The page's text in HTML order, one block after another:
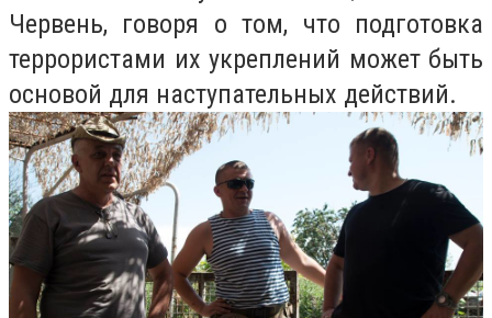
Червень, говоря о том, что подготовка
террористами их укреплений может быть
основой для наступательных действий.